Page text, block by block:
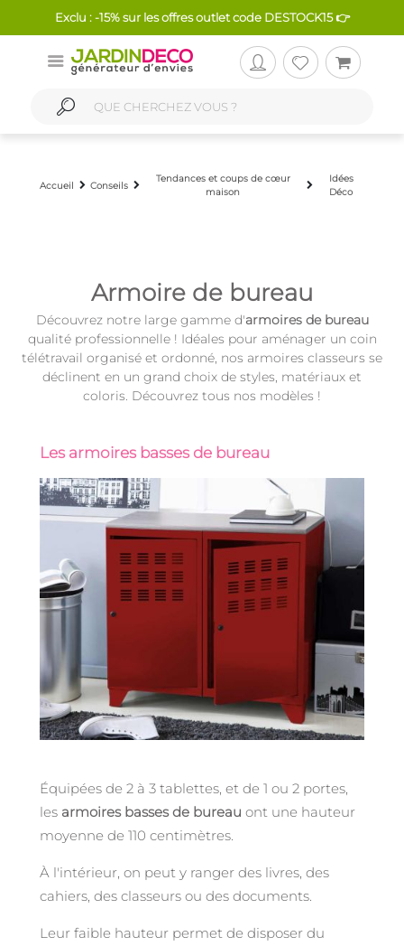
Exclu : -15% sur les offres outlet code DESTOCK15 👉
Accueil Conseils
Tendances et coups de cœur
maison
Idées
Déco
Armoire de bureau
Découvrez notre large gamme d'armoires de bureau
qualité professionnelle ! Idéales pour aménager un coin
télétravail organisé et ordonné, nos armoires classeurs se
déclinent en un grand choix de styles, matériaux et
coloris. Découvrez tous nos modèles !
Les armoires basses de bureau
Équipées de 2 à 3 tablettes, et de 1 ou 2 portes,
les armoires basses de bureau ont une hauteur
moyenne de 110 centimètres.
À l'intérieur, on peut y ranger des livres, des
cahiers, des classeurs ou des documents.
Leur faible hauteur permet de disposer du